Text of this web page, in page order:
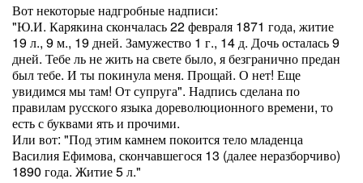
Вот некоторые надгробные надписи:
"Ю.И. Карякина скончалась 22 февраля 1871 года, житие
19 л., 9 м., 19 дней. Замужество 1 г., 14 д. Дочь осталась 9
дней. Тебе ль не жить на свете было, я безгранично предан
был тебе. И ты покинула меня. Прощай. О нет! Еще
увидимся мы там! От супруга". Надпись сделана по
правилам русского языка дореволюционного времени, то
есть с буквами ять и прочими.
Или вот: "Под этим камнем покоится тело младенца
Василия Ефимова, скончавшегося 13 (далее неразборчиво)
1890 года. Житие 5 л."